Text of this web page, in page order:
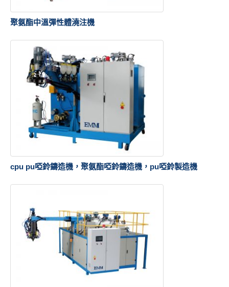
聚氨酯中溫彈性體澆注機
cpu pu啞鈴鑄造機，聚氨酯啞鈴鑄造機，pu啞鈴製造機